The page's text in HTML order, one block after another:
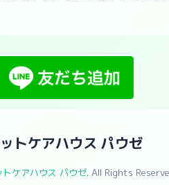
トケアハウス パウゼ
トケアハウス パウゼ. All Rights